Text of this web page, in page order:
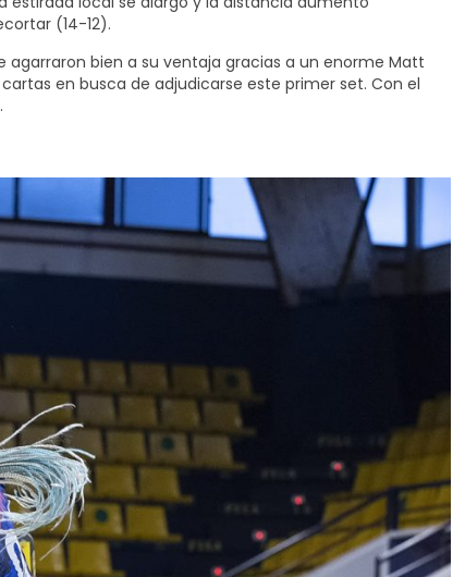
(14-12).
bien a su ventaja gracias a un enorme Matt
en busca de adjudicarse este primer set. Con el